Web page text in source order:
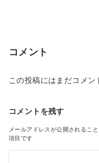
コメント
この投稿にはまだコメン
コメントを残す
メールアドレスが公開されること
項目です